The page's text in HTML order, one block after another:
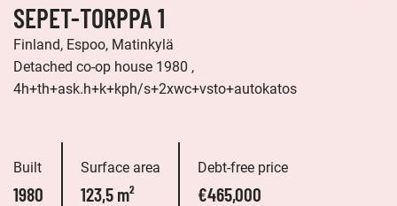
SEPET-TORPPA 1
Finland, Espoo, Matinkylä
Detached co-op house 1980 ,
4h+th+ask.h+k+kph/s+2xwc+vsto+autokatos
Built
1980
Surface area
123,5 m²
Debt-free price
€465,000